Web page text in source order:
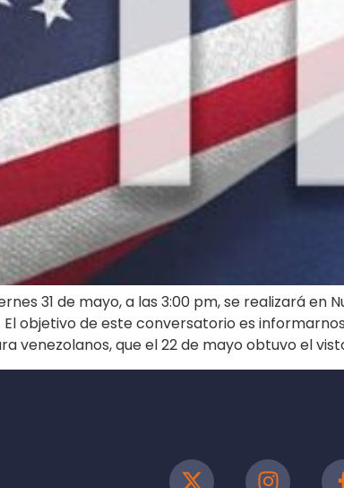
31 de mayo, a las 3:00 pm, se realizará
El objetivo de este conversatorio es
venezolanos, que el 22 de mayo obtuvo el